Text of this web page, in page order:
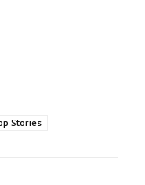
Stories